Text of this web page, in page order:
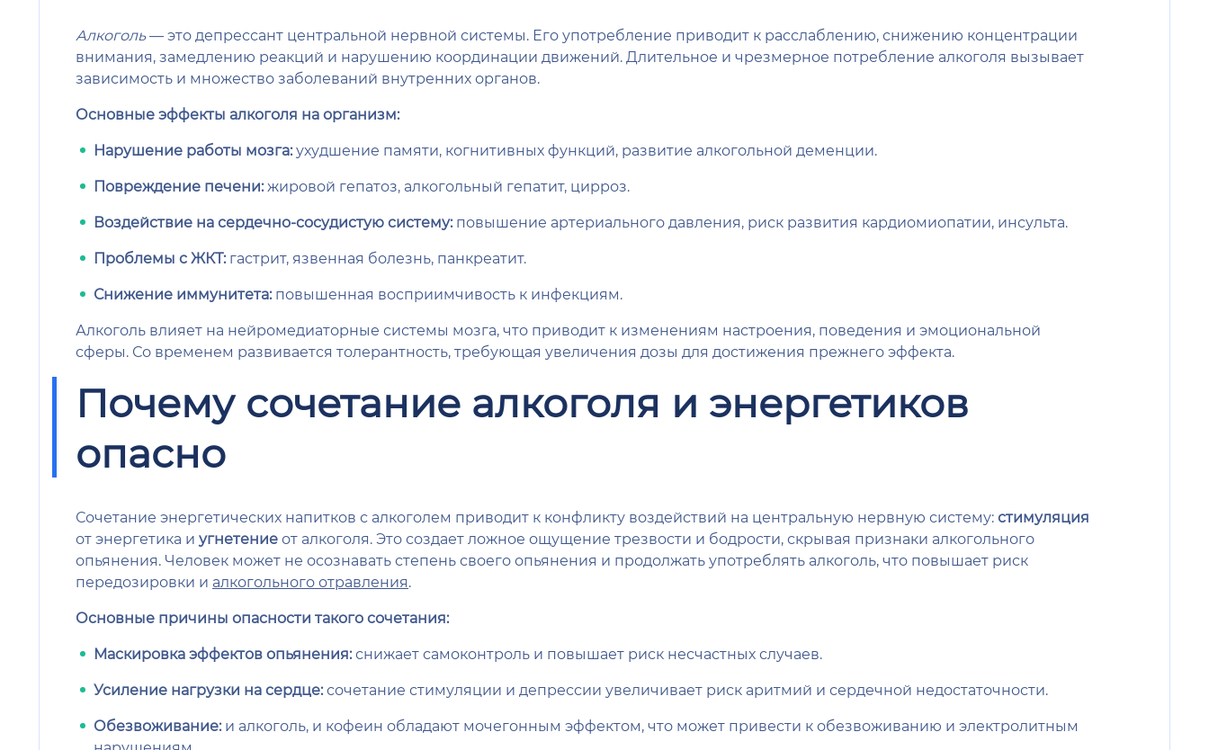
Алкоголь— это депрессант центральной нервной системы. Его употребление приводит к расслаблению, снижению концентрации
внимания, замедлению реакций и нарушению координации движений. Длительное и чрезмерное потребление алкоголя вызывает
зависимость и множество заболеваний внутренних органов.
Основные эффекты алкоголя на организм:
Нарушение работы мозга:ухудшение памяти, когнитивных функций, развитие алкогольной деменции.
Повреждение печени:жировой гепатоз, алкогольный гепатит, цирроз.
Воздействие на сердечно-сосудистую систему:повышение артериального давления, риск развития кардиомиопатии, инсульта.
Проблемы с ЖКТ:гастрит, язвенная болезнь, панкреатит.
Снижение иммунитета:повышенная восприимчивость к инфекциям.
Алкоголь влияет на нейромедиаторные системы мозга, что приводит к изменениям настроения, поведения и эмоциональной
сферы. Со временем развивается толерантность, требующая увеличения дозы для достижения прежнего эффекта.
Почему сочетание алкоголя и энергетиков
опасно
Сочетание энергетических напитков с алкоголем приводит к конфликту воздействий на центральную нервную систему:стимуляция
от энергетика и угнетениеот алкоголя. Это создает ложное ощущение трезвости и бодрости, скрывая признаки алкогольного
опьянения. Человек может не осознавать степень своего опьянения и продолжать употреблять алкоголь, что повышает риск
передозировки и алкогольного отравления.
Основные причины опасности такого сочетания:
Маскировка эффектов опьянения:снижает самоконтроль и повышает риск несчастных случаев.
Усиление нагрузки на сердце:сочетание стимуляции и депрессии увеличивает риск аритмий и сердечной недостаточности.
Обезвоживание:и алкоголь, и кофеин обладают мочегонным эффектом, что может привести к обезвоживанию и электролитным